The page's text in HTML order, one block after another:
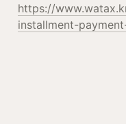
https://
installment-